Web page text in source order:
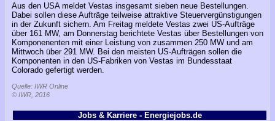
Aus den USA meldet Vestas insgesamt sieben neue Bestellungen.
Dabei sollen diese Aufträge teilweise attraktive Steuervergünstigungen
in der Zukunft sichern. Am Freitag meldete Vestas zwei US-Aufträge
über 161 MW, am Donnerstag berichtete Vestas über Bestellungen von
Komponenenten mit einer Leistung von zusammen 250 MW und am
Mittwoch über 291 MW. Bei den meisten US-Aufträgen sollen die
Komponenten in den US-Fabriken von Vestas im Bundesstaat
Colorado gefertigt werden.
Quelle: IWR Online
© IWR, 2016
Jobs & Karriere - Energiejobs.de